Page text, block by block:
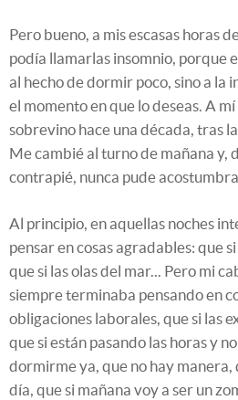
Pero bueno, a mis escasas horas
podía llamarlas insomnio, porque
al hecho de dormir poco, sino a la
el momento en que lo deseas. A
sobrevino hace una década, tras
Me cambié al turno de mañana y,
contrapié, nunca pude
Al principio, en aquellas noches
pensar en cosas agradables: que
que si las olas del mar... Pero mi
siempre terminaba pensando en
obligaciones laborales, que si las
que si están pasando las horas y
dormirme ya, que no hay manera,
día, que si mañana voy a ser un